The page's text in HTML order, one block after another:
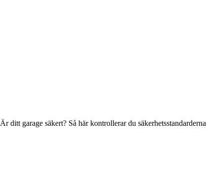
Är ditt garage säkert? Så här kontrollerar du säkerhetsstandarderna